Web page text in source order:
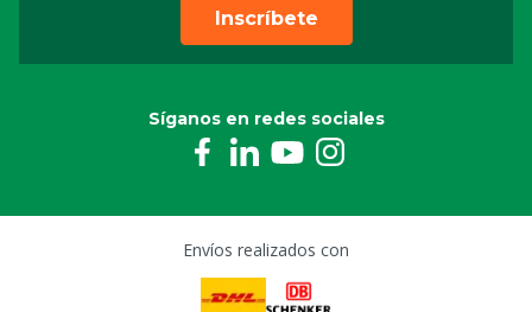
Inscríbete
Síganos en redes sociales
Envíos realizados con